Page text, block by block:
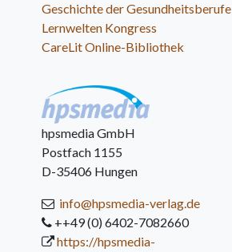
Geschichte der Gesundheitsberufe
Lernwelten Kongress
CareLit Online-Bibliothek
hpsmedia GmbH
Postfach 1155
D-35406 Hungen
info@hpsmedia-verlag.de
++49 (0) 6402-7082660
https://hpsmedia-